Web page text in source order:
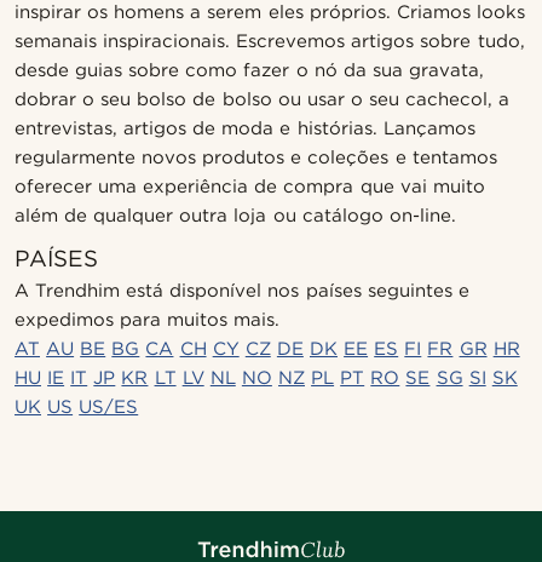
inspirar os homens a serem eles próprios. Criamos looks
semanais inspiracionais. Escrevemos artigos sobre tudo,
desde guias sobre como fazer o nó da sua gravata,
dobrar o seu bolso de bolso ou usar o seu cachecol, a
entrevistas, artigos de moda e histórias. Lançamos
regularmente novos produtos e coleções e tentamos
oferecer uma experiência de compra que vai muito
além de qualquer outra loja ou catálogo on-line.
PAÍSES
A Trendhim está disponível nos países seguintes e
expedimos para muitos mais.
AT AU BE BG CA CH CY CZ DE DK EE ES FI FR GR HR
HU IE IT JP KR LT LV NL NO NZ PL PT RO SE SG SI SK
UK US US/ES